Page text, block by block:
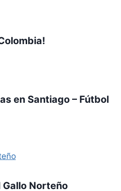
en Santiago – Fútbol
Gallo Norteño